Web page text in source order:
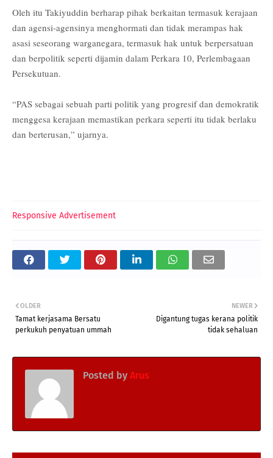
Oleh itu Takiyuddin berharap pihak berkaitan termasuk kerajaan
dan agensi-agensinya menghormati dan tidak merampas hak
asasi seseorang warganegara, termasuk hak untuk berpersatuan
dan berpolitik seperti dijamin dalam Perkara 10, Perlembagaan
Persekutuan.
“PAS sebagai sebuah parti politik yang progresif dan demokratik
menggesa kerajaan memastikan perkara seperti itu tidak berlaku
dan berterusan,” ujarnya.
Responsive Advertisement
NEWER
Digantung tugas kerana politik
tidak sehaluan
OLDER
Tamat kerjasama Bersatu
perkukuh penyatuan ummah
Posted by Arus